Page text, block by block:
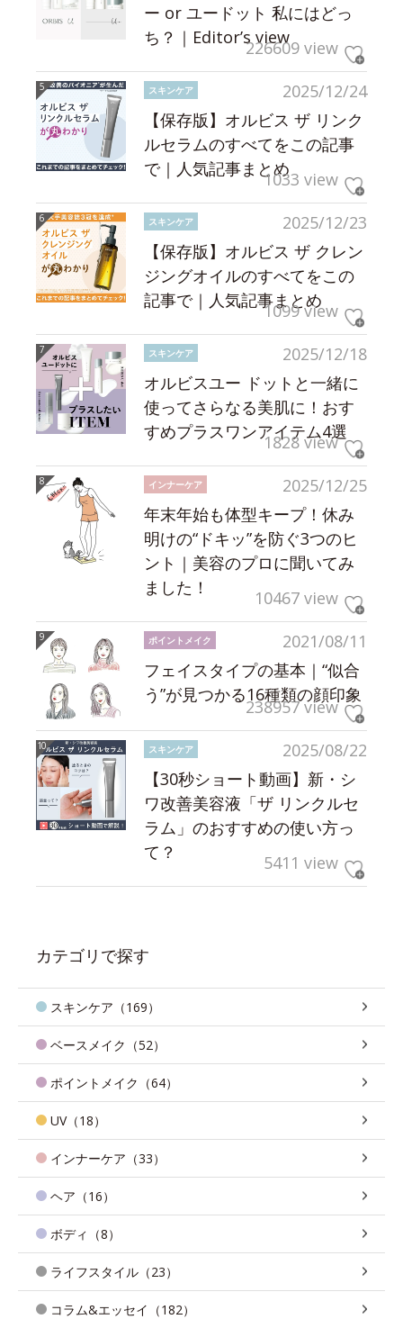
ー or ユードット 私にはどっ
ち？｜Editor’s view226609 view
2025/12/24
スキンケア
【保存版】オルビス ザ リンク
ルセラムのすべてをこの記事
で｜人気記事まとめ1033 view
2025/12/23
スキンケア
【保存版】オルビス ザ クレン
ジングオイルのすべてをこの
記事で｜人気記事まとめ
1099 view
2025/12/18
スキンケア
オルビスユー ドットと一緒に
使ってさらなる美肌に！おす
すめプラスワンアイテム4選
1828 view
2025/12/25
インナーケア
年末年始も体型キープ！休み
明けの“ドキッ”を防ぐ3つのヒ
ント｜美容のプロに聞いてみ
ました！
10467 view
2021/08/11
ポイントメイク
フェイスタイプの基本｜“似合
う”が見つかる16種類の顔印象
238957 view
2025/08/22
スキンケア
【30秒ショート動画】新・シ
ワ改善美容液「ザ リンクルセ
ラム」のおすすめの使い方っ
て？
5411 view
カテゴリで探す
スキンケア（169）
ベースメイク（52）
ポイントメイク（64）
UV（18）
インナーケア（33）
ヘア（16）
ボディ（8）
ライフスタイル（23）
コラム&エッセイ（182）